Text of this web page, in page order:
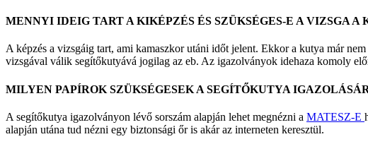
MENNYI IDEIG TART A KIKÉPZÉS ÉS SZÜKSÉGES-E A VIZSGA
A képzés a vizsgáig tart, ami kamaszkor utáni időt jelent. Ekkor a kutya már
vizsgával válik segítőkutyává jogilag az eb. Az igazolványok idehaza komoly
MILYEN PAPÍROK SZÜKSÉGESEK A SEGÍTŐKUTYA
A segítőkutya igazolványon lévő sorszám alapján lehet megnézni a MATESZ-E
alapján utána tud nézni egy biztonsági őr is akár az interneten keresztül.